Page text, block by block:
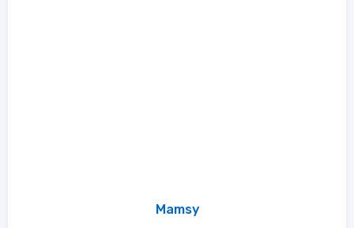
Mamsy